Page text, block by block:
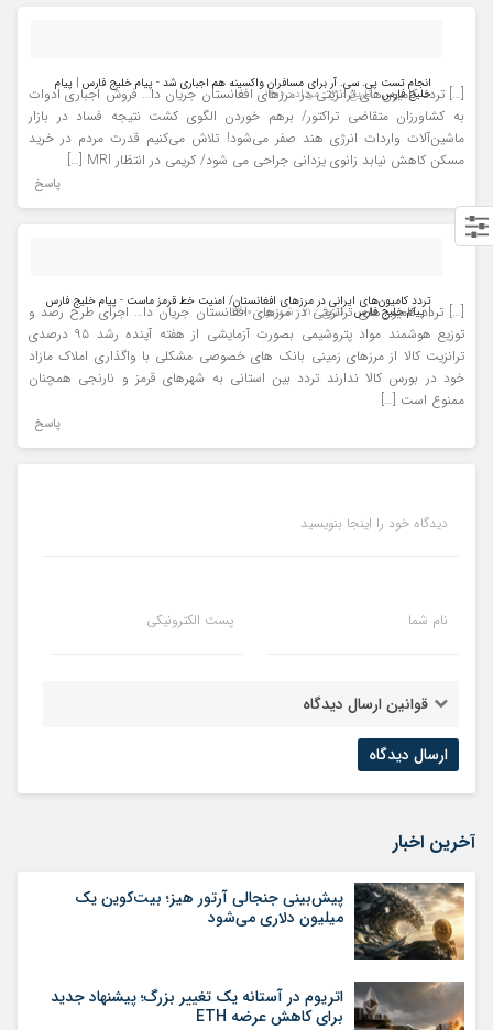
انجام تست پی. سی. آر برای مسافران واکسینه هم اجباری شد - پیام خلیج فارس | پیام
خلیج فارس- تاریخ : ۳۱ - مرداد - ۱۴۰۰
[…] تردد کامیون‌های ترانزیتی در مرزهای افغانستان جریان دا… فروش اجباری ادوات
به کشاورزان متقاضی تراکتور/ برهم خوردن الگوی کشت نتیجه فساد در بازار
ماشین‌آلات واردات انرژی هند صفر می‌شود! تلاش می‌کنیم قدرت مردم در خرید
مسکن کاهش نیابد زانوی یزدانی جراحی می شود/ کریمی در انتظار MRI […]
پاسخ
تردد کامیون‌های ایرانی در مرزهای افغانستان/ امنیت خط قرمز ماست - پیام خلیج فارس
| پیام خلیج فارس- تاریخ : ۲۱ - شهریور - ۱۴۰۰
[…] تردد کامیون‌های ترانزیتی در مرزهای افغانستان جریان دا… اجرای طرح رصد و
توزیع هوشمند مواد پتروشیمی بصورت آزمایشی از هفته آینده رشد ۹۵ درصدی
ترانزیت کالا از مرزهای زمینی بانک‌ های خصوصی مشکلی با واگذاری املاک مازاد
خود در بورس کالا ندارند تردد بین استانی به ‌شهرهای قرمز و نارنجی همچنان
ممنوع است […]
پاسخ
دیدگاه خود را اینجا بنویسید
نام شما پست الکترونیکی
قوانین ارسال دیدگاه
آخرین اخبار
پیش‌بینی جنجالی آرتور هیز؛ بیت‌کوین یک
میلیون دلاری می‌شود
اتریوم در آستانه یک تغییر بزرگ؛ پیشنهاد جدید
برای کاهش عرضه ETH